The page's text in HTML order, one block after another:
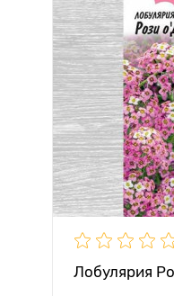
Лобулярия